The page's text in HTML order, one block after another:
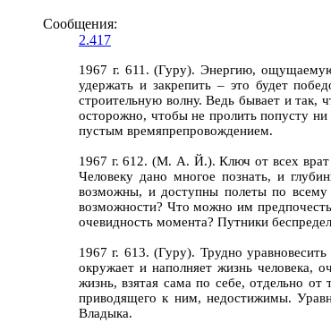
Сообщения:
2.417
1967 г. 611. (Гуру). Энергию,
удержать и закрепить – это будет
строительную волну. Ведь бывает и так,
осторожно, чтобы не пролить попусту
пустым времяпрепровождением.
1967 г. 612. (М. А. Й.). Ключ от всех врат
Человеку дано многое познать, и
возможны, и доступны полеты по
возможности? Что можно им
очевидность момента? Путники
1967 г. 613. (Гуру). Трудно
окружает и наполняет жизнь человека,
жизнь, взятая сама по себе, отдельно
приводящего к ним, недостижимы.
Владыка.